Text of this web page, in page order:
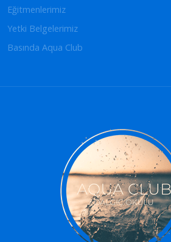
Eğitmenlerimiz
Yetki Belgelerimiz
Basında Aqua Club